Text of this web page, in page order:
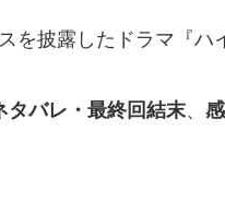
を披露したドラマ『ハ
タバレ・最終回結末、